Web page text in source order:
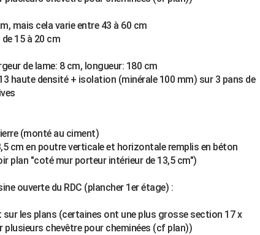
mais cela varie entre 43 à 60 cm
15 à 20 cm
de lame: 8 cm, longueur: 180 cm
haute densité + isolation (minérale 100 mm) sur 3 pans de
(monté au ciment)
cm en poutre verticale et horizontale remplis en béton
plan "coté mur porteur intérieur de 13,5 cm")
ouverte du RDC (plancher 1er étage) :
sur les plans (certaines ont une plus grosse section 17 x
plusieurs chevêtre pour cheminées (cf plan))